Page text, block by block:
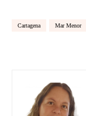
Cartagena Mar Menor